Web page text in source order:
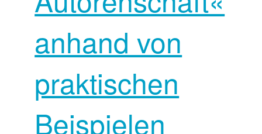
anhand von
praktischen
Beispielen